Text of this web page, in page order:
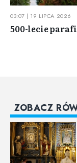
03:07 | 19 LIPCA 2026
500-lecie
ZOBACZ